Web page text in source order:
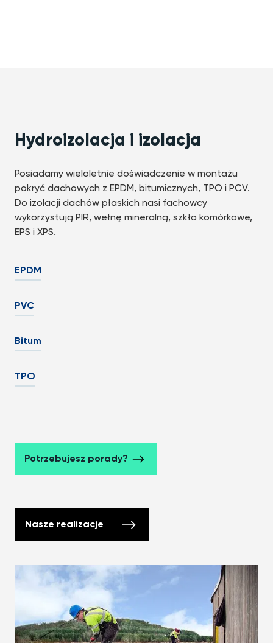
Hydroizolacja i izolacja
Posiadamy wieloletnie doświadczenie w montażu
pokryć dachowych z EPDM, bitumicznych, TPO i PCV.
Do izolacji dachów płaskich nasi fachowcy
wykorzystują PIR, wełnę mineralną, szkło komórkowe,
EPS i XPS.
EPDM
PVC
Bitum
TPO
Potrzebujesz porady?
Nasze realizacje